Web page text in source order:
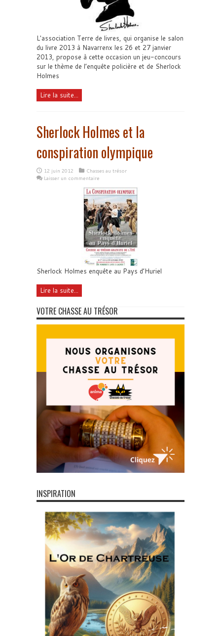
L'association Terre de livres, qui organise le salon
du livre 2013 à Navarrenx les 26 et 27 janvier
2013, propose à cette occasion un jeu-concours
sur le thème de l’enquête policière et de Sherlock
Holmes
Lire la suite...
Sherlock Holmes et la
conspiration olympique
12 juin 2012
Chasses au trésor
Laisser un commentaire
Sherlock Holmes enquête au Pays d’Huriel
Lire la suite...
VOTRE CHASSE AU TRÉSOR
INSPIRATION